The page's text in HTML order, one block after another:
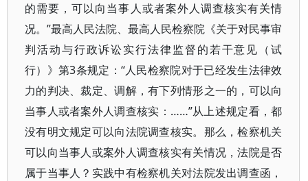
的需要，可以向当事人或者案外人调查核实有关情
况。”最高人民法院、最高人民检察院《关于对民事审
判活动与行政诉讼实行法律监督的若干意见（试
行）》第3条规定：“人民检察院对于已经发生法律效
力的判决、裁定、调解，有下列情形之一的，可以向
当事人或者案外人调查核实：……”从上述规定看，都
没有明文规定可以向法院调查核实。那么，检察机关
可以向当事人或案外人调查核实有关情况，法院是否
属于当事人？实践中有检察机关对法院发出调查函，